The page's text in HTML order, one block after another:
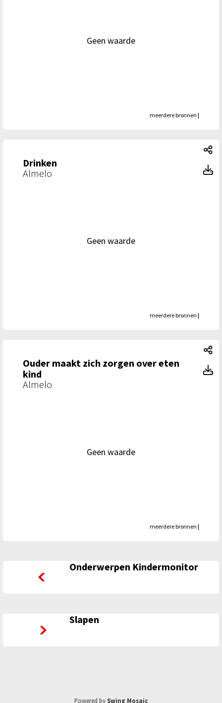
Geen waarde
meerdere bronnen |
Drinken
Almelo
Geen waarde
meerdere bronnen |
Ouder maakt zich zorgen over eten
kind
Almelo
Geen waarde
meerdere bronnen |
Onderwerpen Kindermonitor
Onderwerpen Kindermonitor
Slapen
Slapen
Powered by Swing Mosaic